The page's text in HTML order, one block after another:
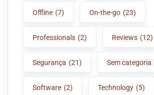
Offline (7) On-the-go (23)
Professionals (2) Reviews (12)
Segurança (21) Sem categoria
Software (2) Technology (5)